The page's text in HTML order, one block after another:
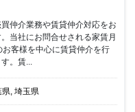
仲介業務や賃貸仲介対応をお
当社にお問合せされる家賃月
客様を中心に賃貸仲介を行
。賃...
, 埼玉県